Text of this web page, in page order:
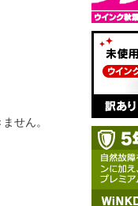
せん。